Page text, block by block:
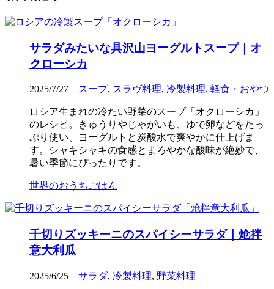
サラダみたいな具沢山ヨーグルトスープ｜オ
クローシカ
2025/7/27 スープ, スラヴ料理, 冷製料理, 軽食・おやつ
ロシア生まれの冷たい野菜のスープ「オクローシカ」
のレシピ。きゅうりやじゃがいも、ゆで卵などをたっ
ぷり使い、ヨーグルトと炭酸水で爽やかに仕上げま
す。シャキシャキの食感とまろやかな酸味が絶妙で、
暑い季節にぴったりです。
世界のおうちごはん
千切りズッキーニのスパイシーサラダ｜炝拌
意大利瓜
2025/6/25 サラダ, 冷製料理, 野菜料理